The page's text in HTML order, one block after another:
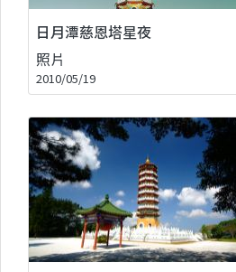
日月潭慈恩塔星夜
照片
2010/05/19